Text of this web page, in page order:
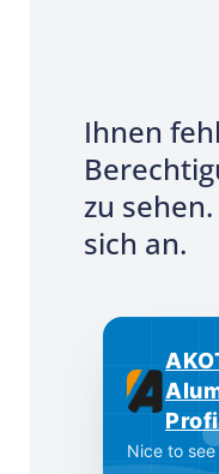
Ihnen
zu
sich an.
Nice to